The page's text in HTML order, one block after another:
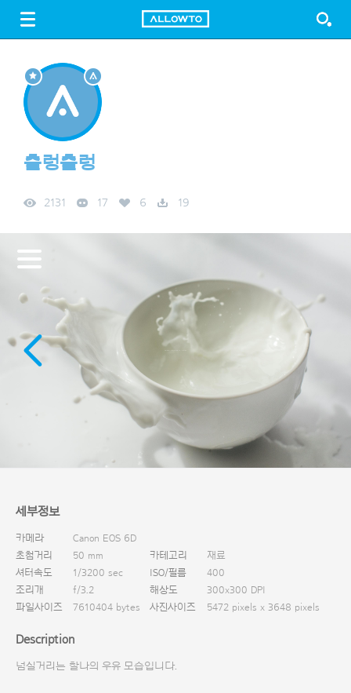
FREE DOWNLOAD
출렁출렁
2131 17 6 19
세부정보
카메라
Canon EOS 6D
초첨거리
50 mm 카테고리
재료
셔터속도
1/3200 sec ISO/필름
400
조리개
f/3.2 해상도
300x300 DPI
파일사이즈
7610404 bytes 사진사이즈 5472 pixels x 3648 pixels
Description
넘실거리는 찰나의 우유 모습입니다.